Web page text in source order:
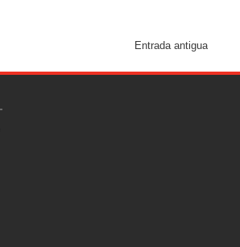
Entrada antigua